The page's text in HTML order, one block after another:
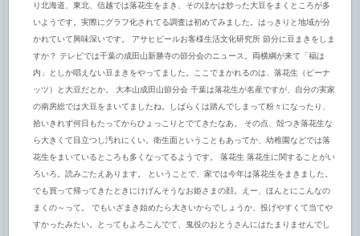
り北海道、東北、信越では落花生をまき、そのほかは炒った大豆をまくところが多
いようです。実際にグラフ化されてる調査は初めてみました。はっきりと地域が分
かれていて興味深いです。 アサヒビールお客様生活文化研究所 節分に豆まきをしま
すか？ テレビでは千葉の成田山新勝寺の節分会のニュース。両横綱が来て「福は
内」としか唱えない豆まきをやってました。ここでまかれるのは、落花生（ピーナ
ッツ）と大豆だとか。 大本山成田山節分会 千葉は落花生が名産ですが、自分の実家
の南房総では大豆をまいてましたね。しばらくは踏んでしまって粉々になったり、
拾いきれず何日もたってからひょっこりとでてきたなあ。 その点、殻つき落花生な
ら大きくて目立つし汚れにくい。衛生面ということもあってか、幼稚園などでは落
花生をまいているところも多くなってるようです。 落花生 落花生に関することがい
ろいろ。読みごたえあります。 ということで、家では今年は落花生をまきました。
でも買って帰ってきたときにけげんそうなお姫さまの顔。えー、ほんとにこんなの
まくの～って。 でもいざまき始めたら大きいからでしょうか、投げやすくて当てや
すかったみたい。とってもよろこんでて、鬼役のおとうさんにはたまりませんでし